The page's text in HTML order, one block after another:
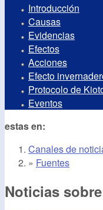
Introducción
Causas
Evidencias
Efectos
Acciones
Efecto
Protocolo de
Eventos
estas en:
Canales de
» Fuentes
Noticias